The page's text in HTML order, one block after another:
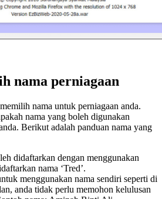
nama perniagaan
nama untuk perniagaan anda.
nama yang boleh digunakan
Berikut adalah panduan nama yang
didaftarkan dengan menggunakan
nama ‘Tred’.
menggunakan nama sendiri seperti di
anda tidak perlu memohon kelulusan